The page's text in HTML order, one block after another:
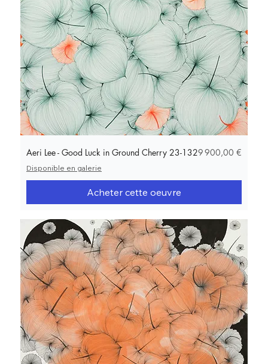
Aeri Lee - Good Luck in Ground Cherry 23-132Prix
9 900,00 €
Disponible en galerie
Acheter cette oeuvre